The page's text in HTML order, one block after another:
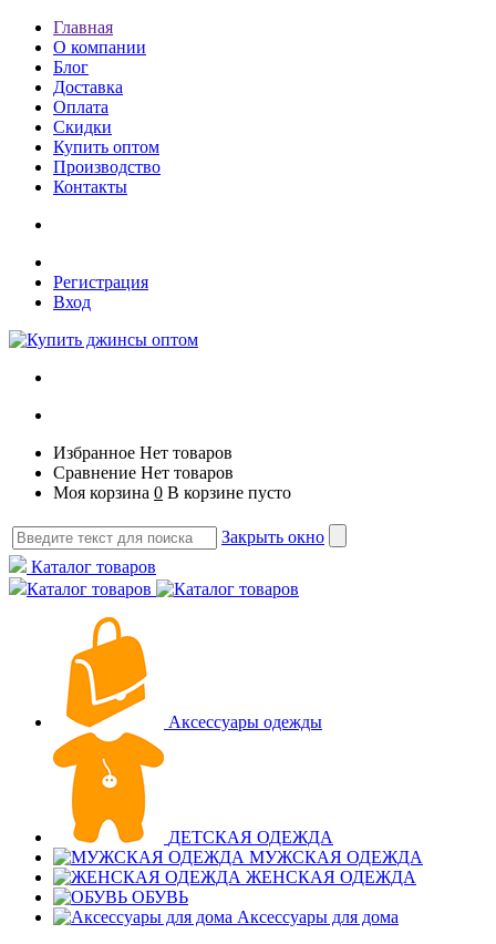
Главная
О компании
Блог
Доставка
Оплата
Скидки
Купить оптом
Производство
Контакты
Регистрация
Вход
Избранное Нет товаров
Сравнение Нет товаров
Моя корзина 0 В корзине пусто
Закрыть окно
Каталог товаров
Каталог товаров
Аксессуары одежды
ДЕТСКАЯ ОДЕЖДА
МУЖСКАЯ ОДЕЖДА
ЖЕНСКАЯ ОДЕЖДА
ОБУВЬ
Аксессуары для дома